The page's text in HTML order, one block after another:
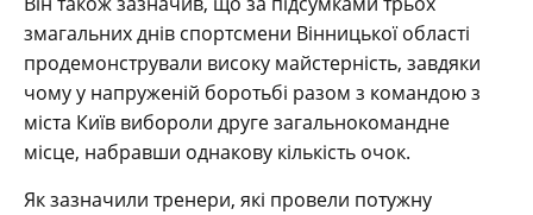
змагальних днів спортсмени Вінницької області
продемонстрували високу майстерність, завдяки
чому у напруженій боротьбі разом з командою з
міста Київ вибороли друге загальнокомандне
місце, набравши однакову кількість очок.
Як зазначили тренери, які провели потужну